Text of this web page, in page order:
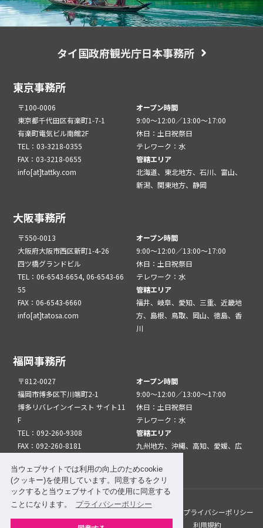
当ウェブサイトでは利用の向上のためcookie
(クッキー)を使用しています。同意するをクリ
ックすると当ウェブサイトでの使用に同意する
ことになります。
プライバシーポリシー
タイ国政府観光庁日本事務所
東京事務所
〒100-0006
東京都千代田区有楽町1-7-1
有楽町電気ビル南館2F
TEL：03-3218-0355
FAX：03-3218-0655
info[at]tattky.com
オープン時間
9:00～12:00／13:00～17:00
休日：土日祝祭日
テレワーク：水
管轄エリア
北海道、東北地方、石川、富山、
新潟、関東地方、静岡
大阪事務所
〒550-0013
大阪府大阪市西区新町1-4-26
四ツ橋グランドビル
TEL：06-6543-6654, 06-6543-66
55
FAX：06-6543-6660
info[at]tatosa.com
オープン時間
9:00～12:00／13:00～17:00
休日：土日祝祭日
テレワーク：水
管轄エリア
福井、岐阜、愛知、三重、近畿地
方、島根、鳥取、岡山、徳島、香
川
福岡事務所
〒812-0027
福岡市博多区下川端町2-1
博多リバレインイースト サイト11
F
TEL：092-260-9308
FAX：092-260-8181
オープン時間
9:00～12:00／13:00～17:00
休日：土日祝祭日
テレワーク：水
管轄エリア
九州地方、沖縄、高知、愛媛、広
プライバシーポリシー
サイトマップ
関係機関・団体について 利用規約